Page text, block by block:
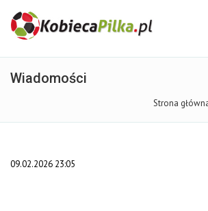
Wiadomości
Strona
09.02.2026 23:05